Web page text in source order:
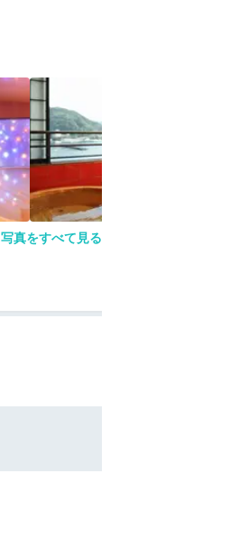
写真をすべて見る